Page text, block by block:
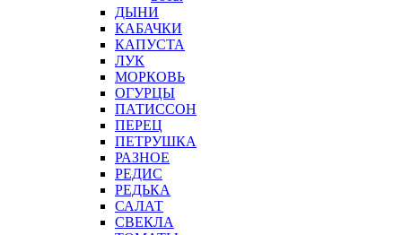
ДЫНИ
КАБАЧКИ
КАПУСТА
ЛУК
МОРКОВЬ
ОГУРЦЫ
ПАТИССОН
ПЕРЕЦ
ПЕТРУШКА
РАЗНОЕ
РЕДИС
РЕДЬКА
САЛАТ
СВЕКЛА